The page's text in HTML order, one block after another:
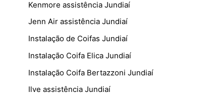
Kenmore assistência Jundiaí
Jenn Air assistência Jundiaí
Instalação de Coifas Jundiaí
Instalação Coifa Elica Jundiaí
Instalação Coifa Bertazzoni Jundiaí
Ilve assistência Jundiaí